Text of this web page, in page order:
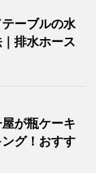
テーブルの水
排水ホース
屋が瓶ケーキ
グ！おすす